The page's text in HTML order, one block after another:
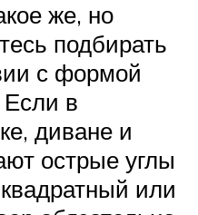
же, но
подбирать
с формой
в
диване и
острые углы
или